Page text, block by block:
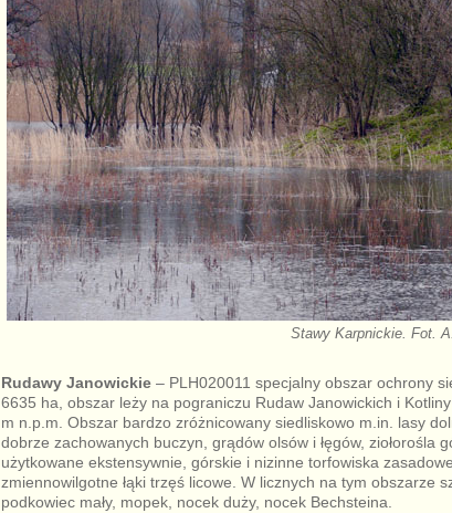
Stawy Karpnickie. Fot.
Rudawy Janowickie– PLH020011 specjalny obszar ochrony
6635 ha, obszar leży na pograniczu Rudaw Janowickich i
m n.p.m. Obszar bardzo zróżnicowany siedliskowo m.in. lasy
dobrze zachowanych buczyn, grądów olsów i łęgów, ziołorośla
użytkowane ekstensywnie, górskie i nizinne torfowiska
zmiennowilgotne łąki trzęś licowe. W licznych na tym obszarze
podkowiec mały, mopek, nocek duży, nocek Bechsteina.